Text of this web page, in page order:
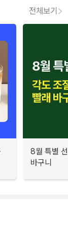
전체보기
8월 특별
바구니